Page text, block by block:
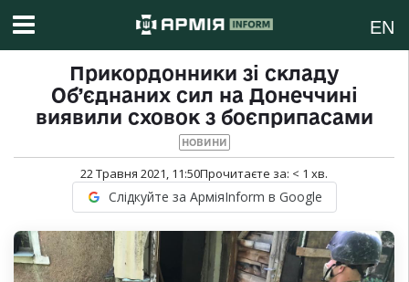
EN
Прикордонники зі складу
Об’єднаних сил на Донеччині
виявили сховок з боєприпасами
НОВИНИ
22 Травня 2021, 11:50Прочитаєте за: < 1 хв.
Слідкуйте за АрміяInform в Google